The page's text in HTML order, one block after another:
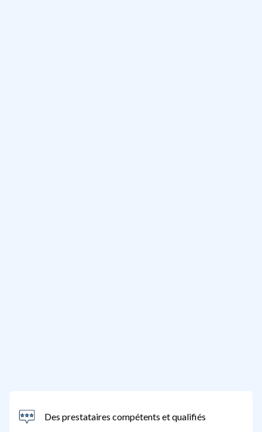
Des prestataires compétents et qualifiés